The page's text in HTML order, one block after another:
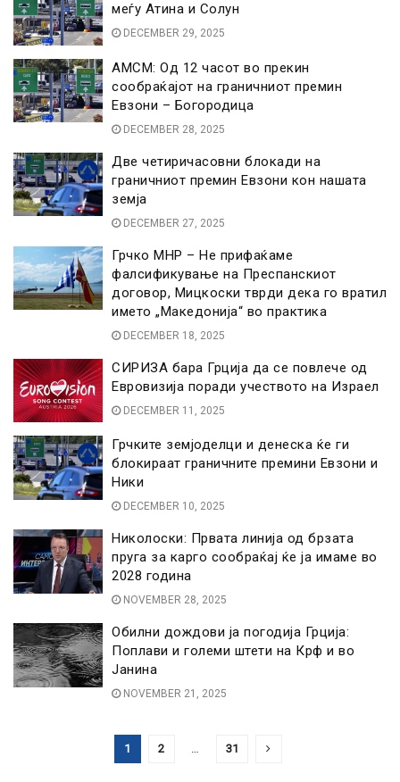
меѓу Атина и Солун
DECEMBER 29, 2025
АМСМ: Од 12 часот во прекин
сообраќајот на граничниот премин
Евзони – Богородица
DECEMBER 28, 2025
Две четиричасовни блокади на
граничниот премин Евзони кон нашата
земја
DECEMBER 27, 2025
Грчко МНР – Не прифаќаме
фалсификување на Преспанскиот
договор, Мицкоски тврди дека го вратил
името „Македонија“ во практика
DECEMBER 18, 2025
СИРИЗА бара Грција да се повлече од
Евровизија поради учеството на Израел
DECEMBER 11, 2025
Грчките земјоделци и денеска ќе ги
блокираат граничните премини Евзони и
Ники
DECEMBER 10, 2025
Николоски: Првата линија од брзата
пруга за карго сообраќај ќе ја имаме во
2028 година
NOVEMBER 28, 2025
Обилни дождови ја погодија Грција:
Поплави и големи штети на Крф и во
Јанина
NOVEMBER 21, 2025
1 2 … 31